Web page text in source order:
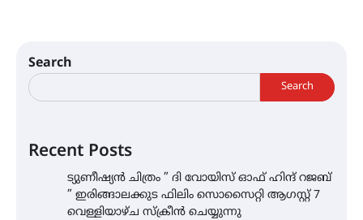
Search
Search
Recent Posts
ട്യുണീഷ്യൻ ചിത്രം ” ദി വോയിസ് ഓഫ് ഹിന്ദ് റജബ്
” ഇരിങ്ങാലക്കുട ഫിലിം സൊസൈറ്റി ആഗസ്റ്റ് 7
വെള്ളിയാഴ്ച സ്‌ക്രീൻ ചെയ്യുന്നു